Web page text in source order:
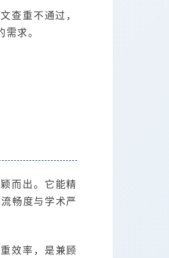
查重不通过，
求。
而出。它能精
畅度与学术严
效率，是兼顾